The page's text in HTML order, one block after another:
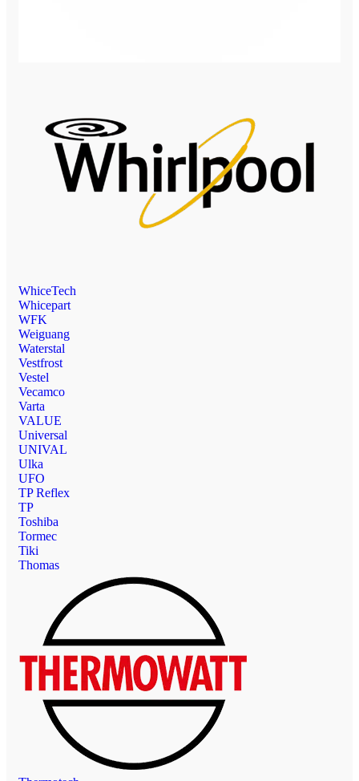
WhiceTech
Whicepart
WFK
Weiguang
Waterstal
Vestfrost
Vestel
Vecamco
Varta
VALUE
Universal
UNIVAL
Ulka
UFO
TP Reflex
TP
Toshiba
Tormec
Tiki
Thomas